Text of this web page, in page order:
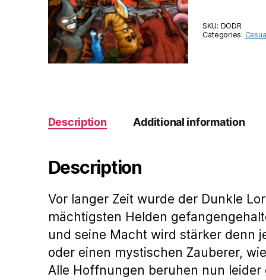
SKU: DODR
Categories:
Description Additional information
Description
Vor langer Zeit wurde der Dunkle
mächtigsten Helden
und seine Macht wird stärker denn
oder einen mystischen Zauberer,
Alle Hoffnungen beruhen nun